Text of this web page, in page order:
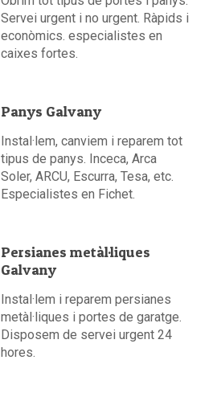
Servei urgent i no urgent. Ràpids i
econòmics. especialistes en
caixes fortes.
Panys Galvany
Instal·lem, canviem i reparem tot
tipus de panys. Inceca, Arca
Soler, ARCU, Escurra, Tesa, etc.
Especialistes en Fichet.
Persianes metàl·liques
Galvany
Instal·lem i reparem persianes
metàl·liques i portes de garatge.
Disposem de servei urgent 24
hores.